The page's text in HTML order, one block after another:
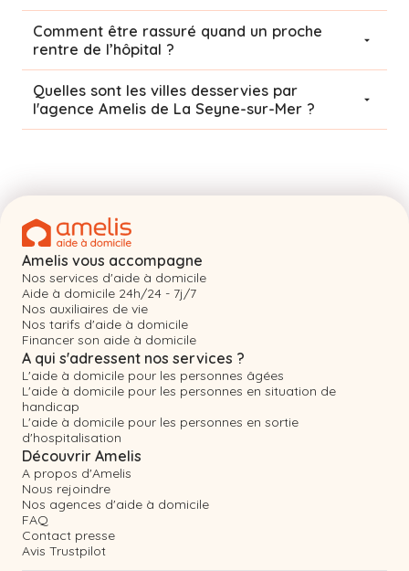
Comment être rassuré quand un proche
rentre de l’hôpital ?
Quelles sont les villes desservies par
l'agence Amelis de La Seyne-sur-Mer ?
Amelis vous accompagne
Nos services d'aide à domicile
Aide à domicile 24h/24 - 7j/7
Nos auxiliaires de vie
Nos tarifs d'aide à domicile
Financer son aide à domicile
A qui s'adressent nos services ?
L'aide à domicile pour les personnes âgées
L'aide à domicile pour les personnes en situation de
handicap
L'aide à domicile pour les personnes en sortie
d'hospitalisation
Découvrir Amelis
A propos d'Amelis
Nous rejoindre
Nos agences d'aide à domicile
FAQ
Contact presse
Avis Trustpilot